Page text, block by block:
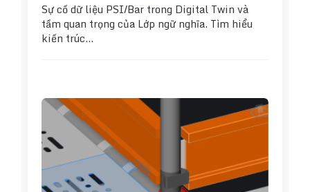
Sự cố dữ liệu PSI/Bar trong Digital Twin và
tầm quan trọng của Lớp ngữ nghĩa. Tìm hiểu
kiến trúc…